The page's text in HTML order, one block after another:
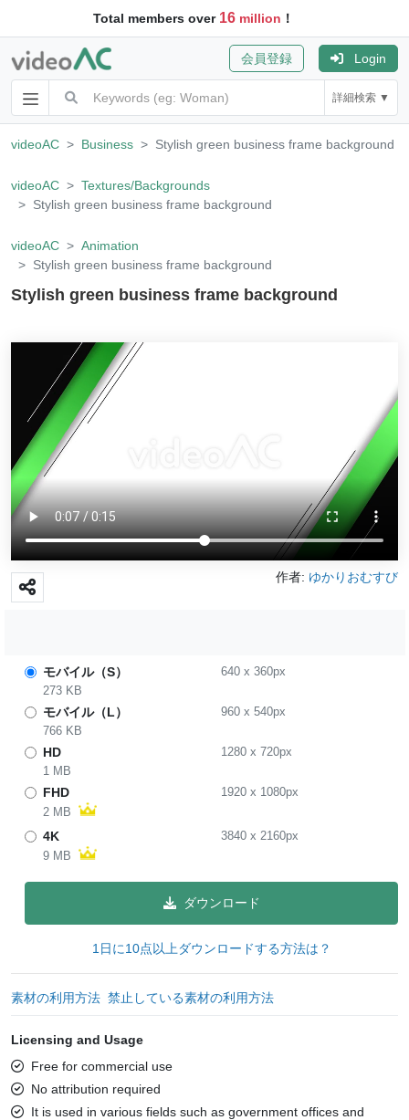
Total members over 16 million ！
会員登録 Login
詳細検索 ▼
videoAC Business Stylish green business frame background
videoAC
Textures/Backgrounds
Stylish green business frame background
videoAC
Animation
Stylish green business frame background
Stylish green business frame background
作者: ゆかりおむすび
モバイル（S） 640x 360px
273 KB
モバイル（L） 960x 540px
766 KB
HD 1280x 720px
1 MB
FHD 1920x 1080px
2 MB
4K 3840x 2160px
9 MB
ダウンロード
1日に10点以上ダウンロードする方法は？
素材の利用方法 禁止している素材の利用方法
Licensing and Usage
Free for commercial use
No attribution required
It is used in various fields such as government offices and